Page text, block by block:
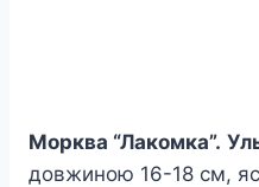
Морква “Лакомка”.
довжиною 16-18 см,